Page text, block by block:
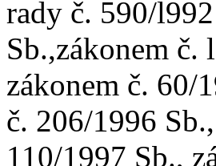
rady č. 590/
Sb.,zákonem
zákonem č. 60/
č. 206/1996
110/1997 Sb.,